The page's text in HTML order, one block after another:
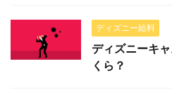
ディズニー給料
ディズニーキ
くら？